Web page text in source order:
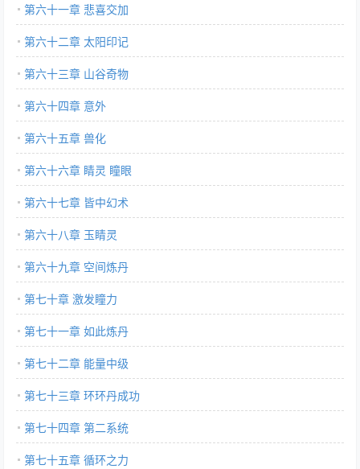
第六十一章 悲喜交加
第六十二章 太阳印记
第六十三章 山谷奇物
第六十四章 意外
第六十五章 兽化
第六十六章 睛灵 瞳眼
第六十七章 皆中幻术
第六十八章 玉睛灵
第六十九章 空间炼丹
第七十章 激发瞳力
第七十一章 如此炼丹
第七十二章 能量中级
第七十三章 环环丹成功
第七十四章 第二系统
第七十五章 循环之力